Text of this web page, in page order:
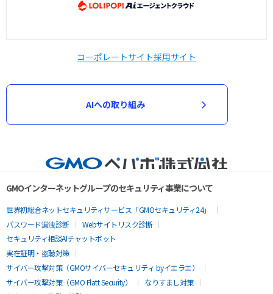
コーポレートサイト採用サイト
AIへの取り組み
GMOインターネットグループのセキュリティ事業について
世界初総合ネットセキュリティサービス「GMOセキュリティ24」
パスワード漏洩診断
Webサイトリスク診断
セキュリティ相談AIチャットボット
実在証明・盗聴対策
サイバー攻撃対策（GMOサイバーセキュリティ byイエラエ）
サイバー攻撃対策（GMO Flatt Security）
なりすまし対策